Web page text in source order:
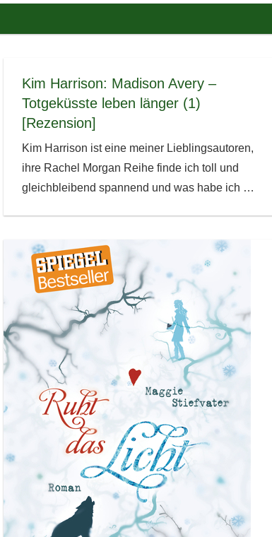
Kim Harrison: Madison Avery –
Totgeküsste leben länger (1)
[Rezension]
Kim Harrison ist eine meiner Lieblingsautoren,
ihre Rachel Morgan Reihe finde ich toll und
gleichbleibend spannend und was habe ich …